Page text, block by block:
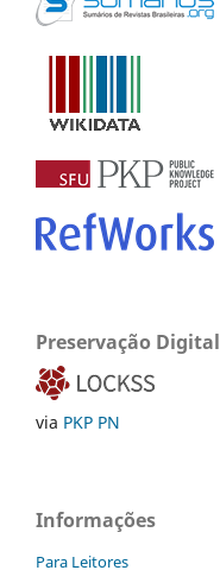
Preservação Digital
via PKP PN
Informações
Para Leitores